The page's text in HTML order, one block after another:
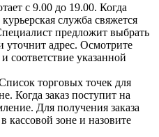
с 9.00 до 19.00. Когда
служба свяжется
предложит выбрать
уточнит адрес. Осмотрите
соответствие указанной
торговых точек для
Когда заказ поступит на
Для получения заказа
кассовой зоне и назовите